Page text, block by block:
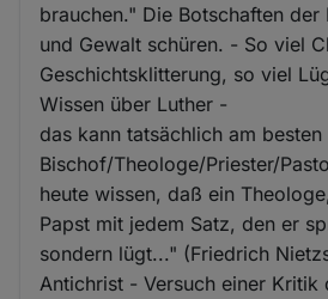
brauchen." Die Botschaften der
und Gewalt schüren. - So viel
Geschichtsklitterung, so viel
Wissen über Luther -
das kann tatsächlich am
Bischof/Theologe/Priester/
heute wissen, daß ein
Papst mit jedem Satz, den er
sondern lügt..." (Friedrich
Antichrist - Versuch einer Kritik